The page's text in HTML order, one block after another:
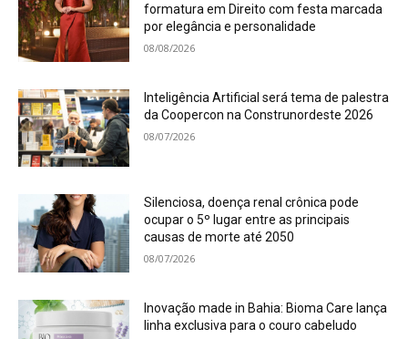
formatura em Direito com festa marcada
por elegância e personalidade
08/08/2026
Inteligência Artificial será tema de palestra
da Coopercon na Construnordeste 2026
08/07/2026
Silenciosa, doença renal crônica pode
ocupar o 5º lugar entre as principais
causas de morte até 2050
08/07/2026
Inovação made in Bahia: Bioma Care lança
linha exclusiva para o couro cabeludo